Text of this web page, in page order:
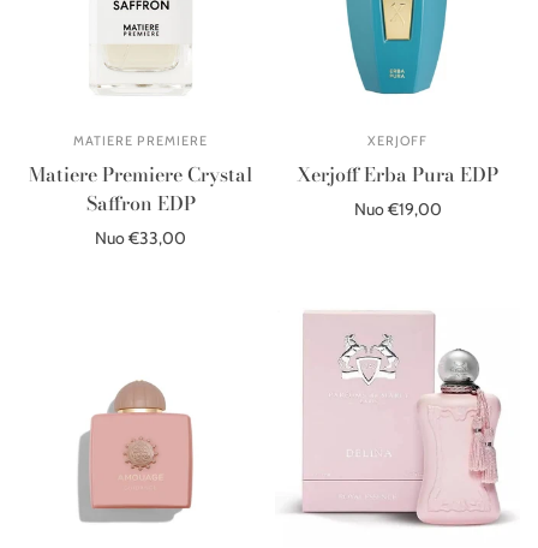
MATIERE PREMIERE
Matiere Premiere Crystal
Saffron EDP
Nuo €33,00
XERJOFF
Xerjoff Erba Pura EDP
Nuo €19,00